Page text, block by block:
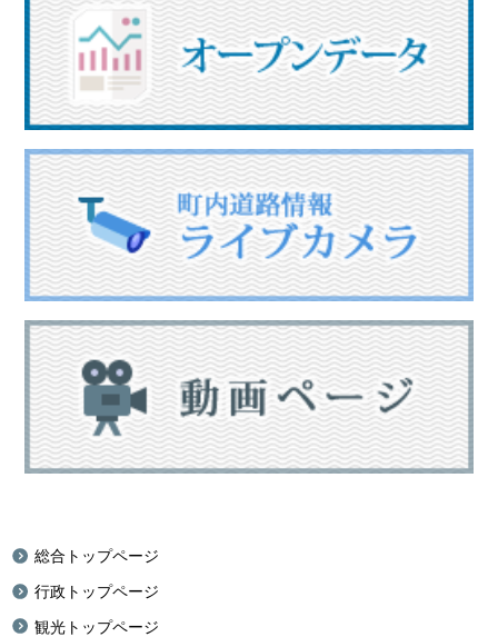
総合トップページ
行政トップページ
観光トップページ